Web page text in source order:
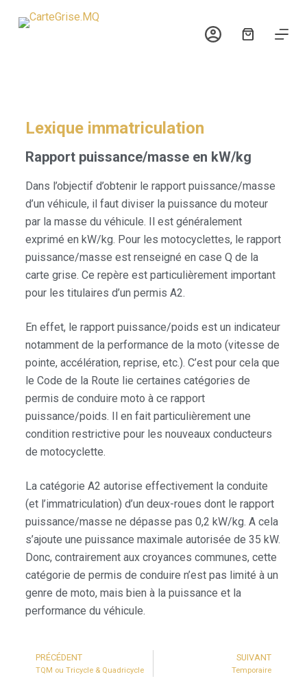
P
Lexique immatriculation
Rapport puissance/masse en kW/kg
Dans l’objectif d’obtenir le rapport puissance/masse
d’un véhicule, il faut diviser la puissance du moteur
par la masse du véhicule. Il est généralement
exprimé en kW/kg. Pour les motocyclettes, le rapport
puissance/masse est renseigné en case Q de la
carte grise. Ce repère est particulièrement important
pour les titulaires d’un permis A2.
En effet, le rapport puissance/poids est un indicateur
notamment de la performance de la moto (vitesse de
pointe, accélération, reprise, etc.). C’est pour cela que
le Code de la Route lie certaines catégories de
permis de conduire moto à ce rapport
puissance/poids. Il en fait particulièrement une
condition restrictive pour les nouveaux conducteurs
de motocyclette.
La catégorie A2 autorise effectivement la conduite
(et l’immatriculation) d’un deux-roues dont le rapport
puissance/masse ne dépasse pas 0,2 kW/kg. A cela
s’ajoute une puissance maximale autorisée de 35 kW.
Donc, contrairement aux croyances communes, cette
catégorie de permis de conduire n’est pas limité à un
genre de moto, mais bien à la puissance et la
performance du véhicule.
PRÉCÉDENT
TQM ou Tricycle & Quadricycle
SUIVANT
Temporaire